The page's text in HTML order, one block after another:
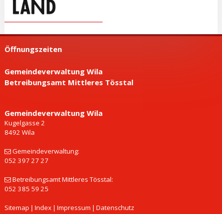
Öffnungszeiten
Gemeindeverwaltung Wila
Betreibungsamt Mittleres Tösstal
Gemeinde­verwaltung Wila
Kugelgasse 2
8492 Wila
Gemeindeverwaltung:
052 397 27 27
Betreibungsamt Mittleres Tösstal:
052 385 59 25
Sitemap | Index| Impressum | Datenschutz